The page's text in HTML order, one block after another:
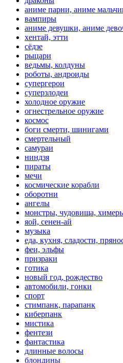
аниме парни, аниме
вампиры
аниме девушки, аниме
хентай, этти
сёдзе
рыцари
ведьмы, колдуны
роботы, андроиды
супергерои
суперзлодеи
холодное оружие
огнестрельное оружие
космос
боги смерти, шинигами
смертельный
самураи
ниндзя
пираты
мечи
космические корабли
оборотни
ангелы
монстры, чудовища,
яой, сенен-ай
музыка
еда, кухня, сладости,
феи, эльфы
призраки
готика
новый год, рождество
автомобили, гонки
спорт
стимпанк, парапанк
киберпанк
мистика
фентези
фантастика
длинные волосы
блондины